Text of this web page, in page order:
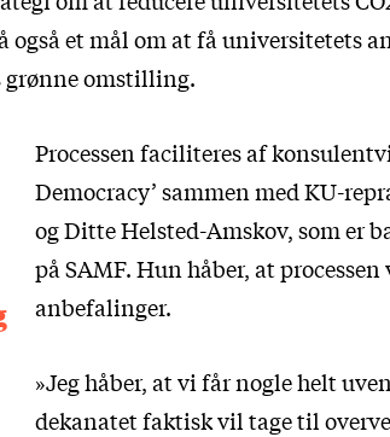
også et mål om at få universitetets
grønne omstilling.
Processen faciliteres af
Democracy’ sammen med KU-
og Ditte Helsted-Amskov, som er
på SAMF. Hun håber, at
anbefalinger.
»Jeg håber, at vi får nogle helt
dekanatet faktisk vil tage til